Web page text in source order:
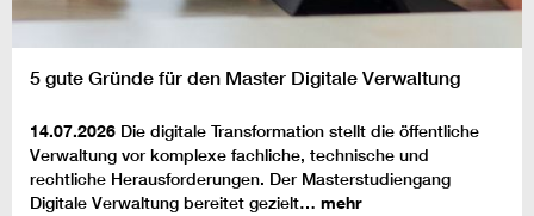
5 gute Gründe für den Master Digitale Verwaltung
14.07.2026 Die digitale Transformation stellt die öffentliche
Verwaltung vor komplexe fachliche, technische und
rechtliche Herausforderungen. Der Masterstudiengang
Digitale Verwaltung bereitet gezielt… mehr